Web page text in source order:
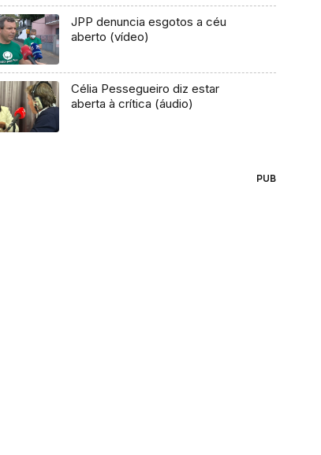
JPP denuncia esgotos a céu
aberto (vídeo)
Célia Pessegueiro diz estar
aberta à crítica (áudio)
PUB